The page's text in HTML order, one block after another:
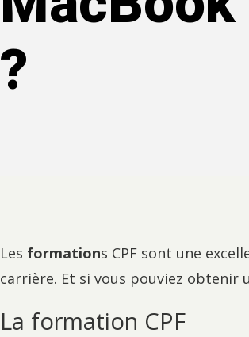
?
Les formations CPF sont une
carrière. Et si vous pouviez obtenir
La formation CPF